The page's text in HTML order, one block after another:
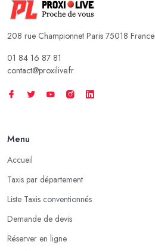
208 rue Championnet Paris 75018 France
01 84 16 87 81
contact@proxilive.fr
Menu
Accueil
Taxis par département
Liste Taxis conventionnés
Demande de devis
Réserver en ligne